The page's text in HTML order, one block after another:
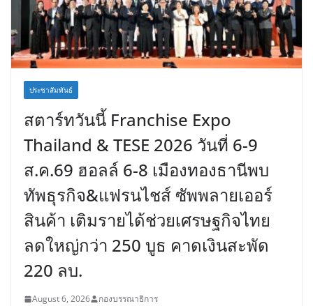
ประชาสัมพันธ์
สตาร์ทวันนี้ Franchise Expo
Thailand & TESE 2026 วันที่ 6-9
ส.ค.69 ฮอลล์ 6-8 เมืองทองธานีพบ
ทัพธุรกิจ&แฟรนไชส์ ซัพพลายเออร์
สินค้า เติมรายได้ช่วยเศรษฐกิจไทย
ลดใหญ่กว่า 250 บูธ คาดเงินสะพัด
220 ลบ.
August 6, 2026 กองบรรณาธิการ